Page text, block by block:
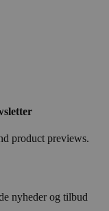
product previews.
nyheder og tilbud